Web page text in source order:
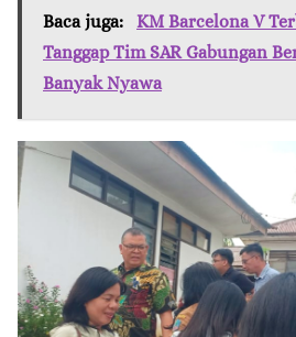
Baca juga:
KM Barcelona V
Tanggap Tim SAR Gabungan
Banyak Nyawa